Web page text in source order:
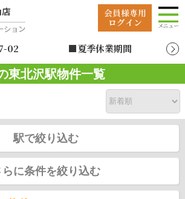
02
■夏季休業期間
2026年8月12日（水）
～2026年8月19日
（水）
東北沢駅物件一覧
駅で絞り込む
らに条件を絞り込む